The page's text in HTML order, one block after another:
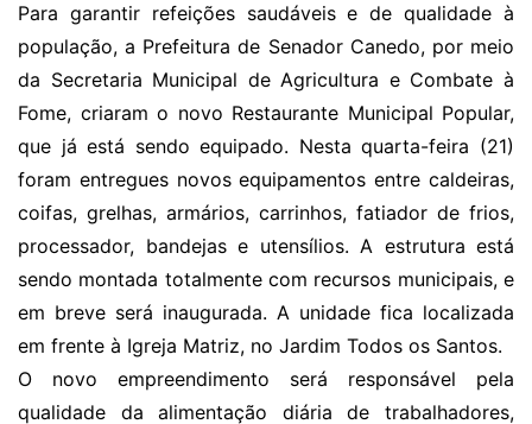
Para garantir refeições saudáveis e de qualidade à
população, a Prefeitura de Senador Canedo, por meio
da Secretaria Municipal de Agricultura e Combate à
Fome, criaram o novo Restaurante Municipal Popular,
que já está sendo equipado. Nesta quarta-feira (21)
foram entregues novos equipamentos entre caldeiras,
coifas, grelhas, armários, carrinhos, fatiador de frios,
processador, bandejas e utensílios. A estrutura está
sendo montada totalmente com recursos municipais, e
em breve será inaugurada. A unidade fica localizada
em frente à Igreja Matriz, no Jardim Todos os Santos.
O novo empreendimento será responsável pela
qualidade da alimentação diária de trabalhadores,